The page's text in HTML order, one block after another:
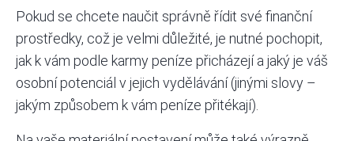
Pokud se chcete naučit správně řídit své finanční
prostředky, což je velmi důležité, je nutné pochopit,
jak k vám podle karmy peníze přicházejí a jaký je váš
osobní potenciál v jejich vydělávání (jinými slovy –
jakým způsobem k vám peníze přitékají).